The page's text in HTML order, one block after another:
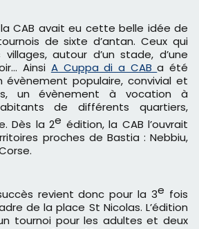
CAB avait eu cette belle idée de
de sixte d’antan. Ceux qui
autour d’un stade, d’une
Ainsi A Cuppa di a CABa été
évènement populaire, convivial et
un évènement à vocation à
de différents quartiers,
Dès la 2e édition, la CAB l’ouvrait
proches de Bastia : Nebbiu,
revient donc pour la 3e fois
de la place St Nicolas. L’édition
tournoi pour les adultes et deux